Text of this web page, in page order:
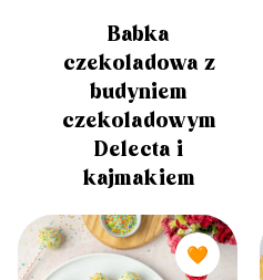
Babka
czekoladowa z
budyniem
czekoladowym
Delecta i
kajmakiem
🧡